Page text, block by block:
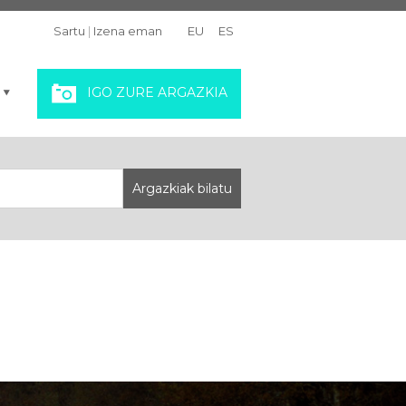
Sartu | Izena eman EU ES
IGO ZURE ARGAZKIA